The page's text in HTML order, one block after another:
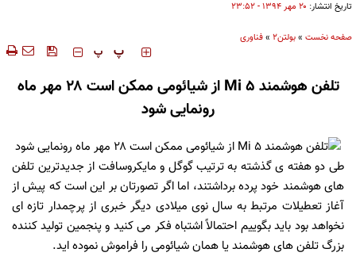
تاریخ انتشار: ۲۰ مهر ۱۳۹۴ - ۲۳:۵۲
صفحه نخست »بولتن2 »فناوری
‍‍‍ پ پ
تلفن هوشمند Mi 5 از شیائومی ممکن است ۲۸ مهر ماه
رونمایی شود
طی دو هفته ی گذشته به ترتیب گوگل و مایکروسافت از جدیدترین تلفن
های هوشمند خود پرده برداشتند، اما اگر تصورتان بر این است که پیش از
آغاز تعطیلات مرتبط به سال نوی میلادی دیگر خبری از پرچمدار تازه ای
نخواهد بود باید بگوییم احتمالاً اشتباه فکر می کنید و پنجمین تولید کننده
بزرگ تلفن های هوشمند یا همان شیائومی را فراموش نموده اید.